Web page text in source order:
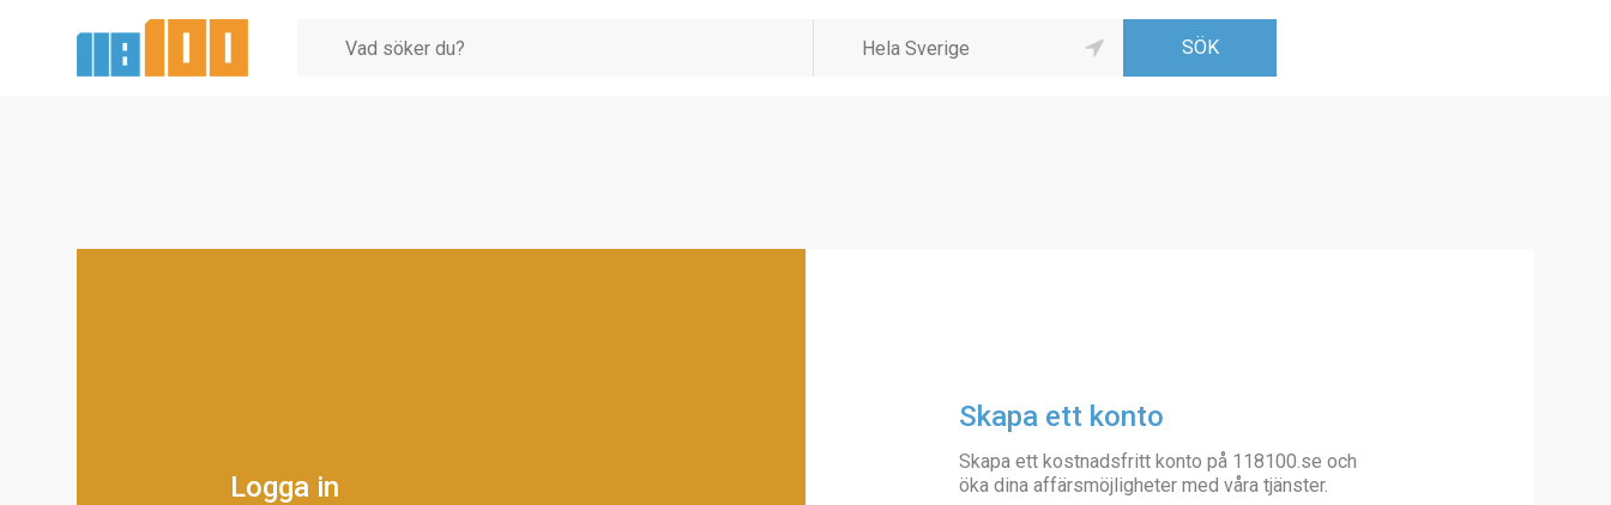
Logga in
Skapa ett konto
Skapa ett kostnadsfritt konto på 118100.se och
öka dina affärsmöjligheter med våra tjänster.